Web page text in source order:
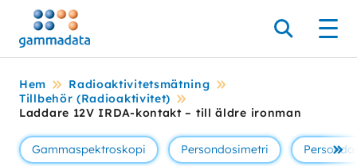
Hoppa
huvudinnehållt
Sök
Hem
Radioaktivitetsmätning
Tillbehör (Radioaktivitet)
Laddare 12V IRDA-kontakt – till äldre ironman
Gammaspektroskopi Persondosimetri Se